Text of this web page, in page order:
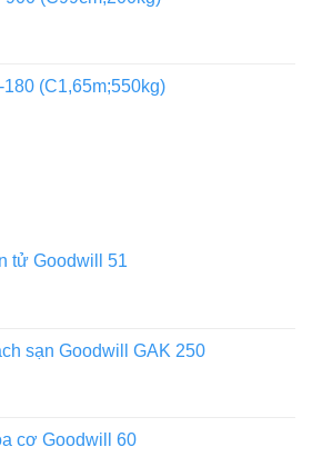
180 (C1,65m;550kg)
tử Goodwill 51
sạn Goodwill GAK 250
cơ Goodwill 60